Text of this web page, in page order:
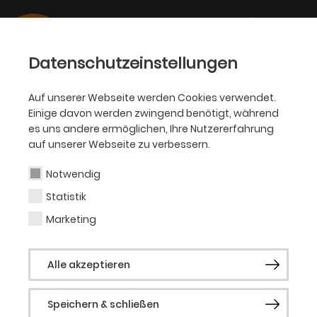
Datenschutzeinstellungen
Auf unserer Webseite werden Cookies verwendet.
Einige davon werden zwingend benötigt, während
es uns andere ermöglichen, Ihre Nutzererfahrung
auf unserer Webseite zu verbessern.
Notwendig
Statistik
Marketing
Alle akzeptieren
Speichern & schließen
OPER
Yara Hassan
Gast (Musical)
Die gebürtige Wuppertalerin mit syrischen
Wurzeln Yara Hassan absolvierte ihr
Studium zur Diplom-Bühnentänzerin an
der Hochschule für Musik und Tanz Köln,